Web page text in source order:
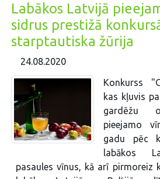
Labākos Latvijā
sidrus prestižā
starptautiska žūrija
24.08.2020
Konkurss
kas kļuvis
gardēžu
pieejamo
gadu pēc
labākos
pasaules vīnus, kā arī pirmoreiz